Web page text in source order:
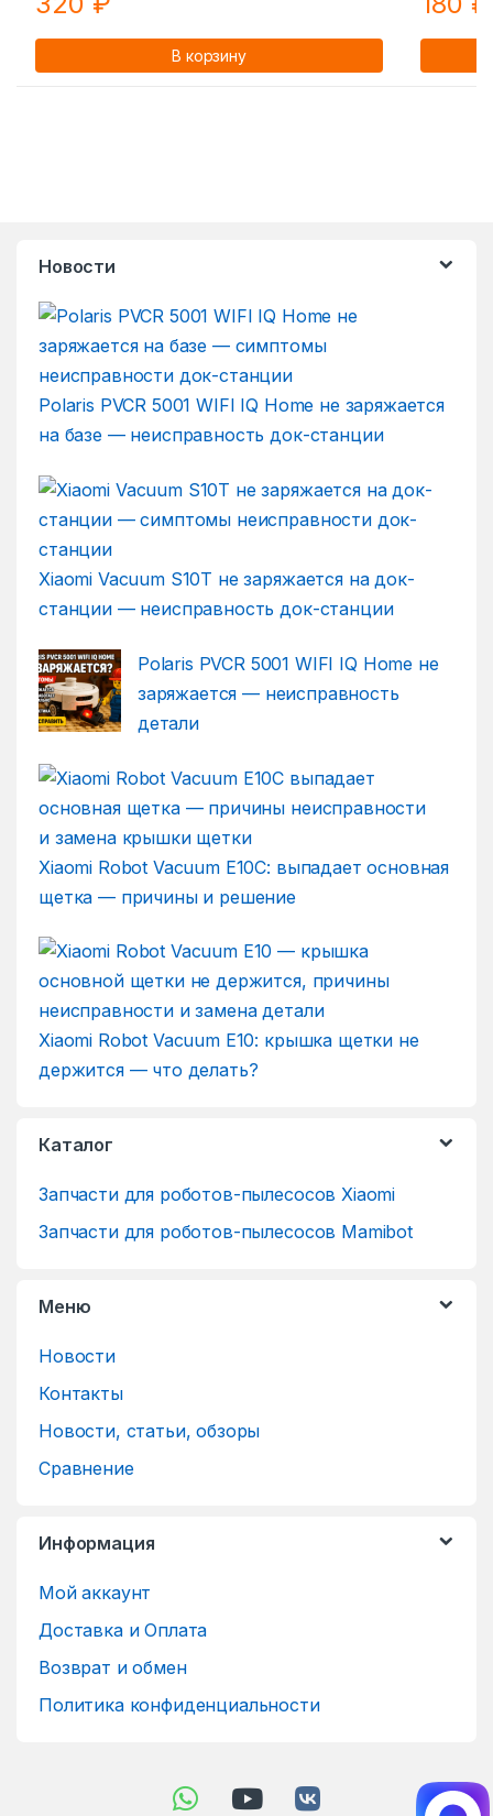
В корзину
Новости
Polaris PVCR 5001 WIFI IQ Home не заряжается
на базе — неисправность док-станции
Xiaomi Vacuum S10T не заряжается на док-
станции — неисправность док-станции
Polaris PVCR 5001 WIFI IQ Home не
заряжается — неисправность
детали
Xiaomi Robot Vacuum E10C: выпадает основная
щетка — причины и решение
Xiaomi Robot Vacuum E10: крышка щетки не
держится — что делать?
Каталог
Запчасти для роботов-пылесосов Xiaomi
Запчасти для роботов-пылесосов Mamibot
Меню
Новости
Контакты
Новости, статьи, обзоры
Сравнение
Информация
Мой аккаунт
Доставка и Оплата
Возврат и обмен
Политика конфиденциальности